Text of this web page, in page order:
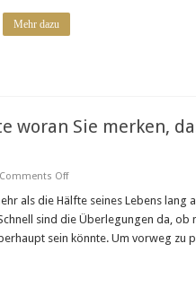
Mehr dazu
woran Sie merken,
Comments Offon
–
Punkte
woran
Sie
als die Hälfte seines Lebens lang
sind die Überlegungen da, ob
sein könnte. Um vorweg